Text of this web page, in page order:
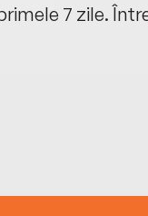
7 zile.